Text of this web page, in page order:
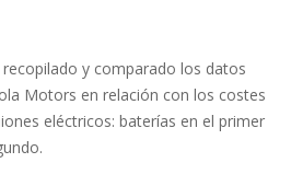
y comparado los datos
Motors en relación con los costes
eléctricos: baterías en el primer